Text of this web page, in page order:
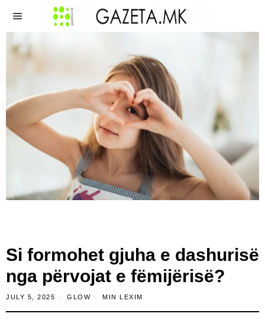
Si formohet gjuha e dashurisë
nga përvojat e fëmijërisë?
JULY 5, 2025 GLOW MIN LEXIM